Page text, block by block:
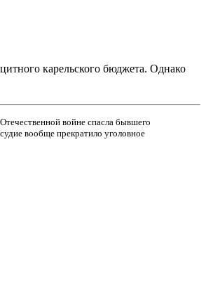
карельского бюджета. Однако
войне спасла бывшего
вообще прекратило уголовное